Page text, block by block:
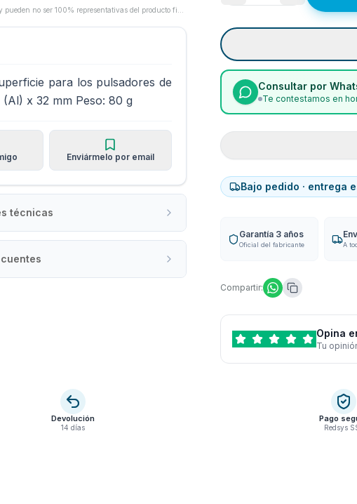
para los pulsadores de
x 32 mm Peso: 80 g
Enviármelo por email
técnicas
Consultar por
Te contestamos en
Bajo pedido · entrega
Garantía 3 años
Oficial del fabricante A
Compartir:
Opina
Tu
Devolución
14 días
Pago
Redsys